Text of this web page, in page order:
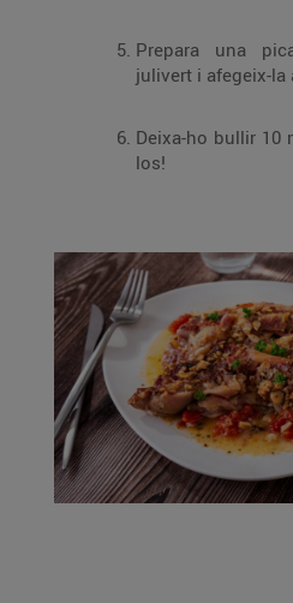
Prepara una
julivert i afegeix-la
Deixa-ho bullir 10
los!